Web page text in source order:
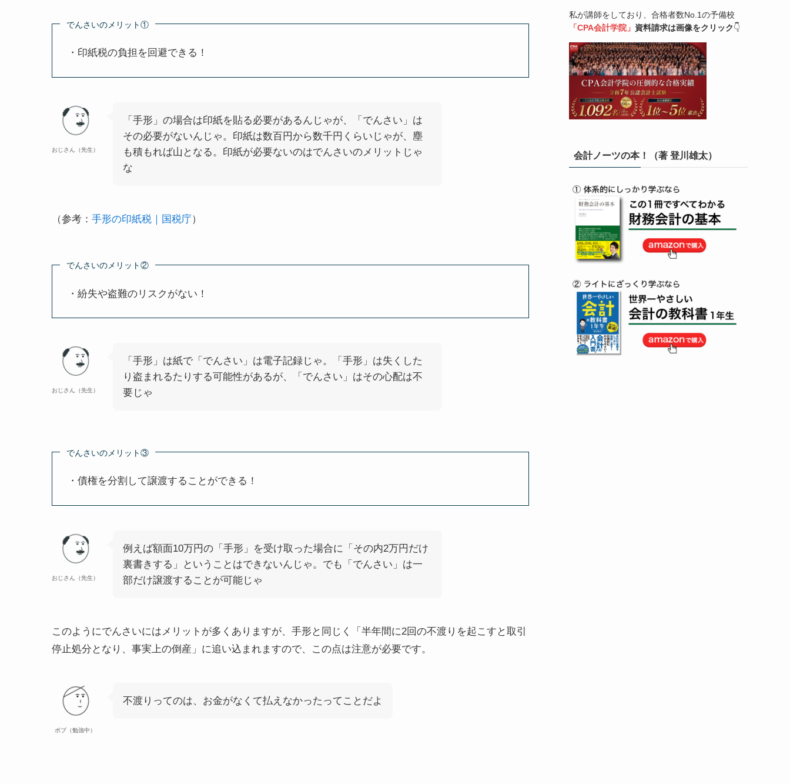
でんさいのメリット①
・印紙税の負担を回避できる！
おじさん（先生）
「手形」の場合は印紙を貼る必要があるんじゃが、「でんさい」は
その必要がないんじゃ。印紙は数百円から数千円くらいじゃが、塵
も積もれば山となる。印紙が必要ないのはでんさいのメリットじゃ
な
（参考： 手形の印紙税｜国税庁）
でんさいのメリット②
・紛失や盗難のリスクがない！
おじさん（先生）
「手形」は紙で「でんさい」は電子記録じゃ。「手形」は失くした
り盗まれるたりする可能性があるが、「でんさい」はその心配は不
要じゃ
でんさいのメリット③
・債権を分割して譲渡することができる！
おじさん（先生）
例えば額面10万円の「手形」を受け取った場合に「その内2万円だけ
裏書きする」ということはできないんじゃ。でも「でんさい」は一
部だけ譲渡することが可能じゃ
このようにでんさいにはメリットが多くありますが、手形と同じく「 半年間に2回の不渡りを起こすと取引
停止処分 となり、事実上の倒産」に追い込まれますので、この点は注意が必要です。
ボブ（勉強中）
不渡りってのは、お金がなくて払えなかったってことだよ
私が講師をしており、合格者数No.1の予備校
「CPA会計学院」 資料請求は画像をクリック👇
会計ノーツの本！（著 登川雄太）